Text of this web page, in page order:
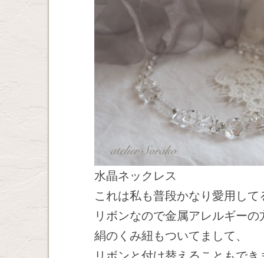
水晶ネックレス
これは私も普段かなり愛用し
リボンなので金属アレルギー
絹のくみ紐もついてまして、